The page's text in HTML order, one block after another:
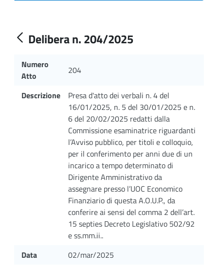
Delibera n. 204/2025
Numero
Atto
204
Descrizione
Presa d'atto dei verbali n. 4 del
16/01/2025, n. 5 del 30/01/2025 e n.
6 del 20/02/2025 redatti dalla
Commissione esaminatrice riguardanti
l’Avviso pubblico, per titoli e colloquio,
per il conferimento per anni due di un
incarico a tempo determinato di
Dirigente Amministrativo da
assegnare presso l’UOC Economico
Finanziario di questa A.O.U.P., da
conferire ai sensi del comma 2 dell’art.
15 septies Decreto Legislativo 502/92
e ss.mm.ii..
Data
02/mar/2025